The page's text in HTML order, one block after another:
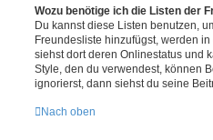
Wozu benötige ich die Listen der
Du kannst diese Listen benutzen,
Freundesliste hinzufügst, werden
siehst dort deren Onlinestatus und
Style, den du verwendest, können
ignorierst, dann siehst du seine
Nach oben